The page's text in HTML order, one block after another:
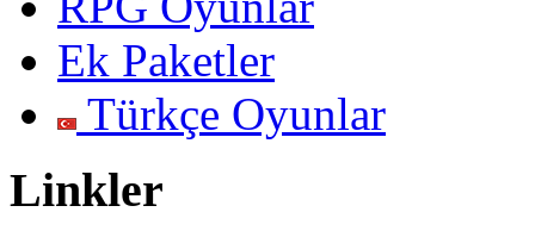
Ek Paketler
Türkçe Oyunlar
Linkler